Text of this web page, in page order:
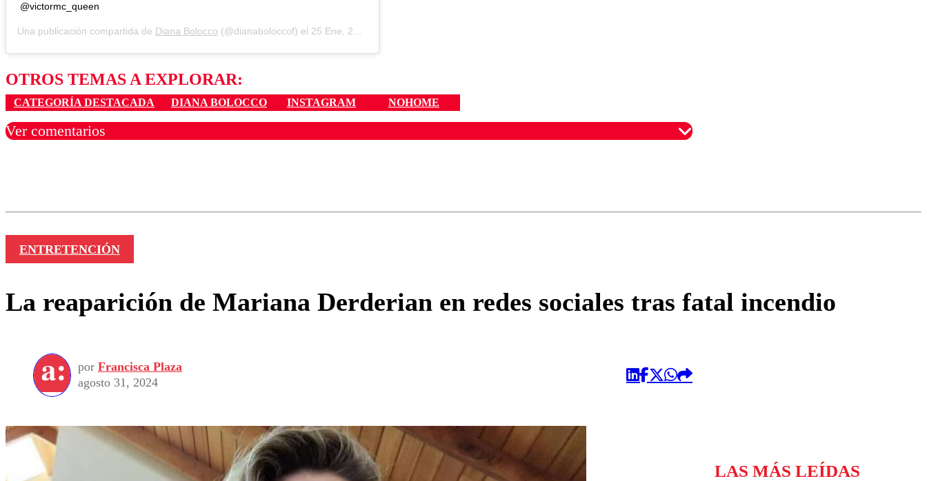
@victormc_queen
Una publicación compartida de Diana Bolocco (@dianaboloccof) el 25 Ene, 2019 a las 2:17 PST
OTROS TEMAS A EXPLORAR:
CATEGORÍA DESTACADA DIANA BOLOCCO INSTAGRAM NOHOME
Ver comentarios
ENTRETENCIÓN
La reaparición de Mariana Derderian en redes sociales tras fatal incendio
por Francisca Plaza
agosto 31, 2024
LAS MÁS LEÍDAS